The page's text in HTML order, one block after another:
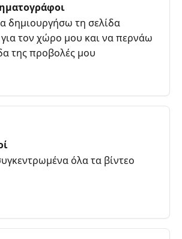
δημιουργήσω τη σελίδα
τον χώρο μου και να περνάω
της προβολές μου
όλα τα βίντεο